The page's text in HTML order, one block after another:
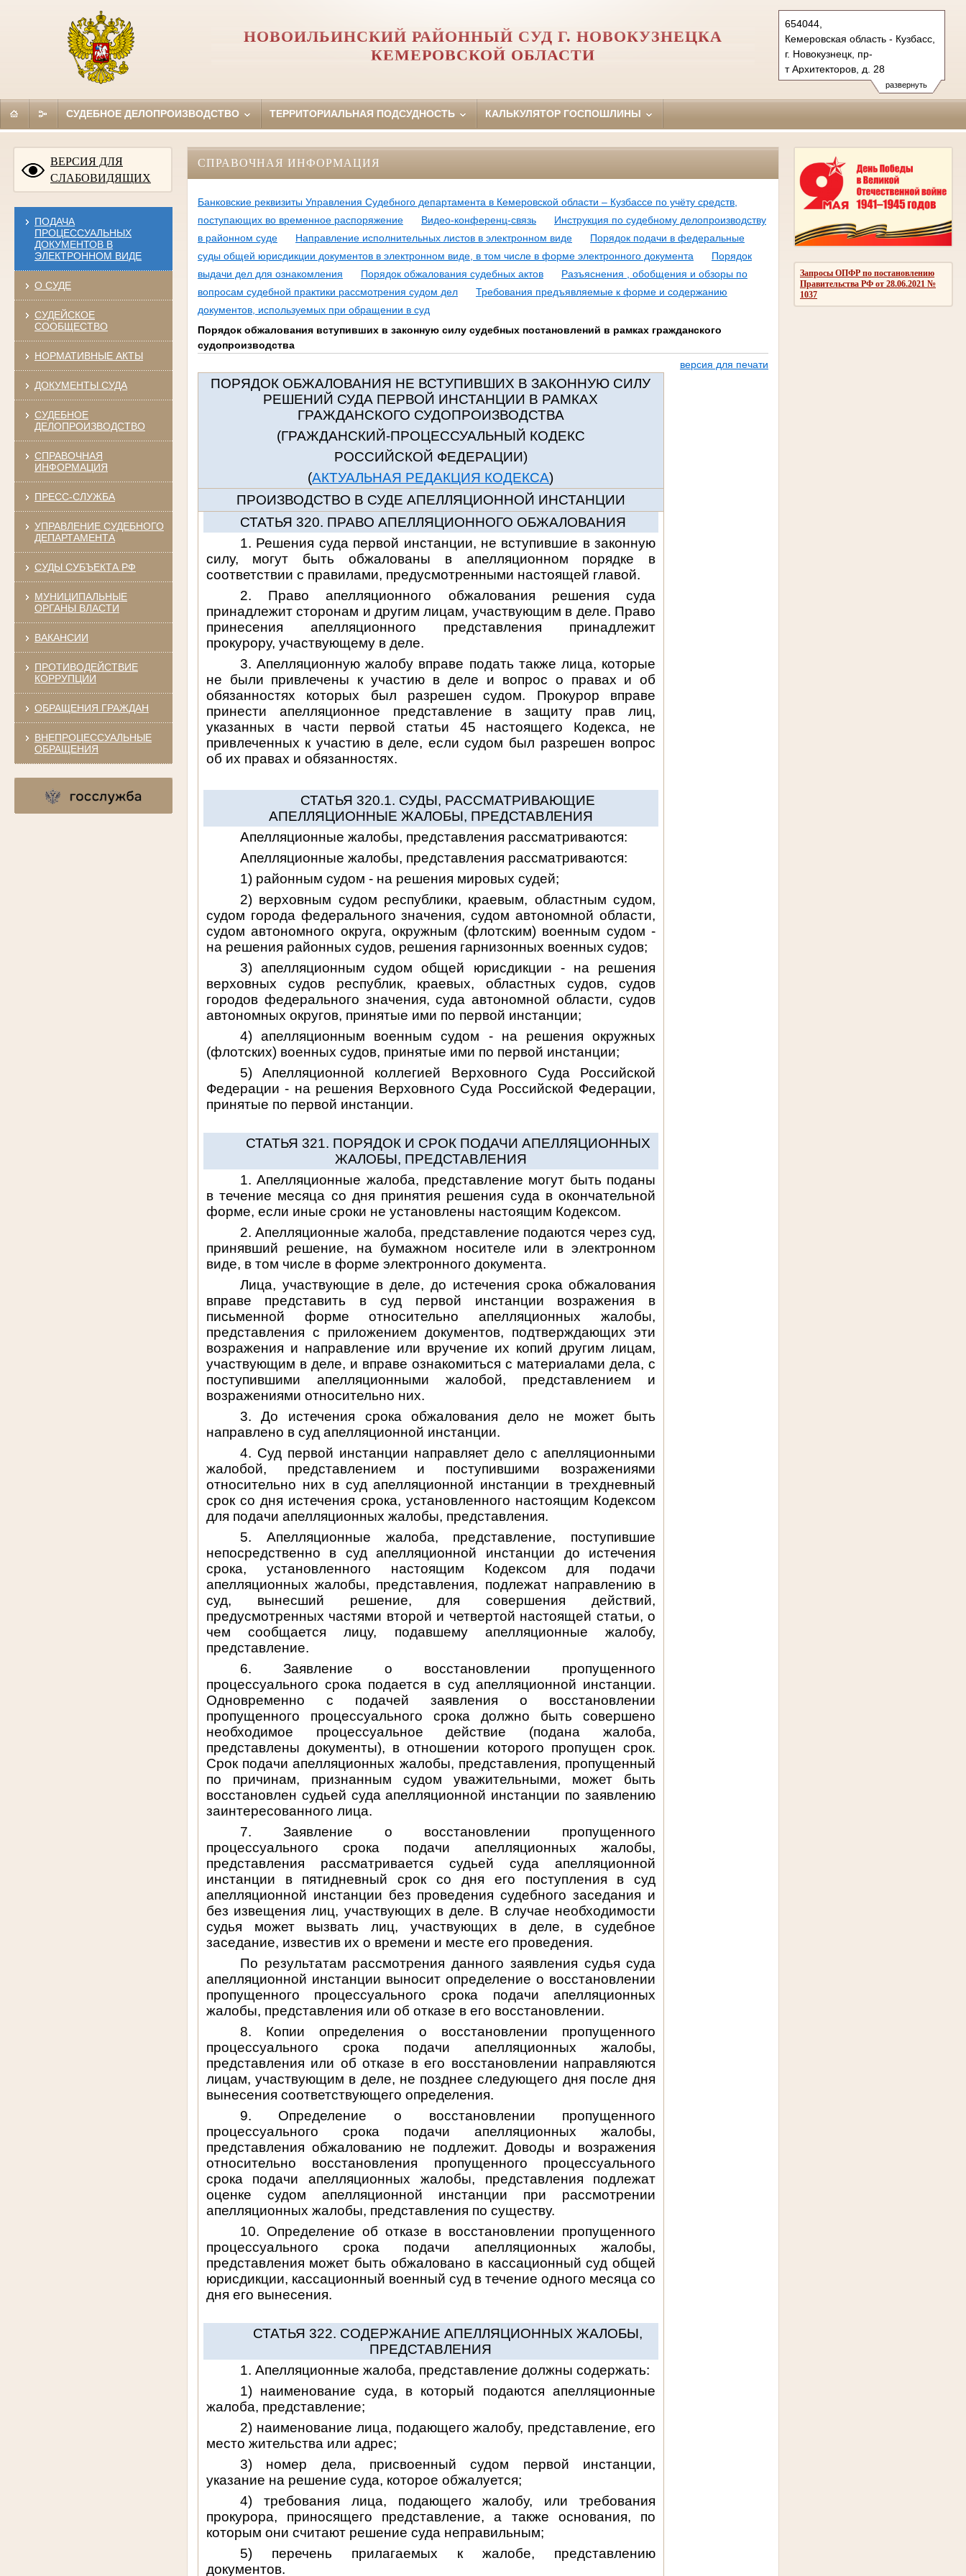
развернуть
654044,
Кемеровская область - Кузбасс,
г. Новокузнецк, пр-
т Архитекторов, д. 28
Тел.: (3843) 61-40-79, 62-73-
83 (ф.)
НОВОИЛЬИНСКИЙ РАЙОННЫЙ СУД Г. НОВОКУЗНЕЦКА
КЕМЕРОВСКОЙ ОБЛАСТИ
СУДЕБНОЕ ДЕЛОПРОИЗВОДСТВО ТЕРРИТОРИАЛЬНАЯ ПОДСУДНОСТЬ КАЛЬКУЛЯТОР ГОСПОШЛИНЫ
ВЕРСИЯ ДЛЯ
СЛАБОВИДЯЩИХ
ПОДАЧА
ПРОЦЕССУАЛЬНЫХ
ДОКУМЕНТОВ В
ЭЛЕКТРОННОМ ВИДЕ
О СУДЕ
СУДЕЙСКОЕ
СООБЩЕСТВО
НОРМАТИВНЫЕ АКТЫ
ДОКУМЕНТЫ СУДА
СУДЕБНОЕ
ДЕЛОПРОИЗВОДСТВО
СПРАВОЧНАЯ
ИНФОРМАЦИЯ
ПРЕСС-СЛУЖБА
УПРАВЛЕНИЕ СУДЕБНОГО
ДЕПАРТАМЕНТА
СУДЫ СУБЪЕКТА РФ
МУНИЦИПАЛЬНЫЕ
ОРГАНЫ ВЛАСТИ
ВАКАНСИИ
ПРОТИВОДЕЙСТВИЕ
КОРРУПЦИИ
ОБРАЩЕНИЯ ГРАЖДАН
ВНЕПРОЦЕССУАЛЬНЫЕ
ОБРАЩЕНИЯ
Запросы ОПФР по постановлению
Правительства РФ от 28.06.2021 №
1037
СПРАВОЧНАЯ ИНФОРМАЦИЯ
Банковские реквизиты Управления Судебного департамента в Кемеровской области – Кузбассе по учёту средств,
поступающих во временное распоряжение
Видео-конференц-связь
Инструкция по судебному делопроизводству
в районном суде
Направление исполнительных листов в электронном виде
Порядок подачи в федеральные
суды общей юрисдикции документов в электронном виде, в том числе в форме электронного документа
Порядок
выдачи дел для ознакомления
Порядок обжалования судебных актов
Разъяснения , обобщения и обзоры по
вопросам судебной практики рассмотрения судом дел
Требования предъявляемые к форме и содержанию
документов, используемых при обращении в суд
Порядок обжалования вступивших в законную силу судебных постановлений в рамках гражданского
судопроизводства
версия для печати
ПОРЯДОК ОБЖАЛОВАНИЯ НЕ ВСТУПИВШИХ В ЗАКОННУЮ СИЛУ
РЕШЕНИЙ СУДА ПЕРВОЙ ИНСТАНЦИИ В РАМКАХ
ГРАЖДАНСКОГО СУДОПРОИЗВОДСТВА
(ГРАЖДАНСКИЙ-ПРОЦЕССУАЛЬНЫЙ КОДЕКС
РОССИЙСКОЙ ФЕДЕРАЦИИ)
(АКТУАЛЬНАЯ РЕДАКЦИЯ КОДЕКСА)
ПРОИЗВОДСТВО В СУДЕ АПЕЛЛЯЦИОННОЙ ИНСТАНЦИИ
СТАТЬЯ 320. ПРАВО АПЕЛЛЯЦИОННОГО ОБЖАЛОВАНИЯ
1. Решения суда первой инстанции, не вступившие в законную
силу, могут быть обжалованы в апелляционном порядке в
соответствии с правилами, предусмотренными настоящей главой.
2. Право апелляционного обжалования решения суда
принадлежит сторонам и другим лицам, участвующим в деле. Право
принесения апелляционного представления принадлежит
прокурору, участвующему в деле.
3. Апелляционную жалобу вправе подать также лица, которые
не были привлечены к участию в деле и вопрос о правах и об
обязанностях которых был разрешен судом. Прокурор вправе
принести апелляционное представление в защиту прав лиц,
указанных в части первой статьи 45 настоящего Кодекса, не
привлеченных к участию в деле, если судом был разрешен вопрос
об их правах и обязанностях.
СТАТЬЯ 320.1. СУДЫ, РАССМАТРИВАЮЩИЕ
АПЕЛЛЯЦИОННЫЕ ЖАЛОБЫ, ПРЕДСТАВЛЕНИЯ
Апелляционные жалобы, представления рассматриваются:
Апелляционные жалобы, представления рассматриваются:
1) районным судом - на решения мировых судей;
2) верховным судом республики, краевым, областным судом,
судом города федерального значения, судом автономной области,
судом автономного округа, окружным (флотским) военным судом -
на решения районных судов, решения гарнизонных военных судов;
3) апелляционным судом общей юрисдикции - на решения
верховных судов республик, краевых, областных судов, судов
городов федерального значения, суда автономной области, судов
автономных округов, принятые ими по первой инстанции;
4) апелляционным военным судом - на решения окружных
(флотских) военных судов, принятые ими по первой инстанции;
5) Апелляционной коллегией Верховного Суда Российской
Федерации - на решения Верховного Суда Российской Федерации,
принятые по первой инстанции.
СТАТЬЯ 321. ПОРЯДОК И СРОК ПОДАЧИ АПЕЛЛЯЦИОННЫХ
ЖАЛОБЫ, ПРЕДСТАВЛЕНИЯ
1. Апелляционные жалоба, представление могут быть поданы
в течение месяца со дня принятия решения суда в окончательной
форме, если иные сроки не установлены настоящим Кодексом.
2. Апелляционные жалоба, представление подаются через суд,
принявший решение, на бумажном носителе или в электронном
виде, в том числе в форме электронного документа.
Лица, участвующие в деле, до истечения срока обжалования
вправе представить в суд первой инстанции возражения в
письменной форме относительно апелляционных жалобы,
представления с приложением документов, подтверждающих эти
возражения и направление или вручение их копий другим лицам,
участвующим в деле, и вправе ознакомиться с материалами дела, с
поступившими апелляционными жалобой, представлением и
возражениями относительно них.
3. До истечения срока обжалования дело не может быть
направлено в суд апелляционной инстанции.
4. Суд первой инстанции направляет дело с апелляционными
жалобой, представлением и поступившими возражениями
относительно них в суд апелляционной инстанции в трехдневный
срок со дня истечения срока, установленного настоящим Кодексом
для подачи апелляционных жалобы, представления.
5. Апелляционные жалоба, представление, поступившие
непосредственно в суд апелляционной инстанции до истечения
срока, установленного настоящим Кодексом для подачи
апелляционных жалобы, представления, подлежат направлению в
суд, вынесший решение, для совершения действий,
предусмотренных частями второй и четвертой настоящей статьи, о
чем сообщается лицу, подавшему апелляционные жалобу,
представление.
6. Заявление о восстановлении пропущенного
процессуального срока подается в суд апелляционной инстанции.
Одновременно с подачей заявления о восстановлении
пропущенного процессуального срока должно быть совершено
необходимое процессуальное действие (подана жалоба,
представлены документы), в отношении которого пропущен срок.
Срок подачи апелляционных жалобы, представления, пропущенный
по причинам, признанным судом уважительными, может быть
восстановлен судьей суда апелляционной инстанции по заявлению
заинтересованного лица.
7. Заявление о восстановлении пропущенного
процессуального срока подачи апелляционных жалобы,
представления рассматривается судьей суда апелляционной
инстанции в пятидневный срок со дня его поступления в суд
апелляционной инстанции без проведения судебного заседания и
без извещения лиц, участвующих в деле. В случае необходимости
судья может вызвать лиц, участвующих в деле, в судебное
заседание, известив их о времени и месте его проведения.
По результатам рассмотрения данного заявления судья суда
апелляционной инстанции выносит определение о восстановлении
пропущенного процессуального срока подачи апелляционных
жалобы, представления или об отказе в его восстановлении.
8. Копии определения о восстановлении пропущенного
процессуального срока подачи апелляционных жалобы,
представления или об отказе в его восстановлении направляются
лицам, участвующим в деле, не позднее следующего дня после дня
вынесения соответствующего определения.
9. Определение о восстановлении пропущенного
процессуального срока подачи апелляционных жалобы,
представления обжалованию не подлежит. Доводы и возражения
относительно восстановления пропущенного процессуального
срока подачи апелляционных жалобы, представления подлежат
оценке судом апелляционной инстанции при рассмотрении
апелляционных жалобы, представления по существу.
10. Определение об отказе в восстановлении пропущенного
процессуального срока подачи апелляционных жалобы,
представления может быть обжаловано в кассационный суд общей
юрисдикции, кассационный военный суд в течение одного месяца со
дня его вынесения.
СТАТЬЯ 322. СОДЕРЖАНИЕ АПЕЛЛЯЦИОННЫХ ЖАЛОБЫ,
ПРЕДСТАВЛЕНИЯ
1. Апелляционные жалоба, представление должны содержать:
1) наименование суда, в который подаются апелляционные
жалоба, представление;
2) наименование лица, подающего жалобу, представление, его
место жительства или адрес;
3) номер дела, присвоенный судом первой инстанции,
указание на решение суда, которое обжалуется;
4) требования лица, подающего жалобу, или требования
прокурора, приносящего представление, а также основания, по
которым они считают решение суда неправильным;
5) перечень прилагаемых к жалобе, представлению
документов.